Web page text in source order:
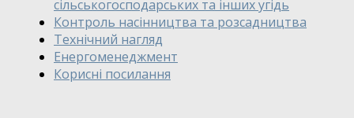
сільськогосподарських та інших угідь
Контроль насінництва та розсадництва
Технічний нагляд
Енергоменеджмент
Корисні посилання